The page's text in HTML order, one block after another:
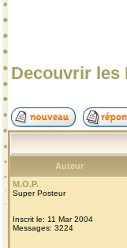
Decouvrir les
Auteur
M.O.P.
Super Posteur
Inscrit le: 11 Mar 2004
Messages: 3224